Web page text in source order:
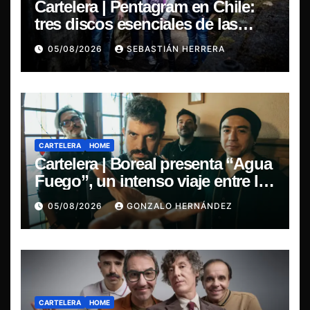
Cartelera | Pentagram en Chile:
tres discos esenciales de las
leyendas del doom
05/08/2026 SEBASTIÁN HERRERA
CARTELERA HOME
Cartelera | Boreal presenta “Agua
Fuego”, un intenso viaje entre la
pasión y la desilusión
05/08/2026 GONZALO HERNÁNDEZ
CARTELERA HOME